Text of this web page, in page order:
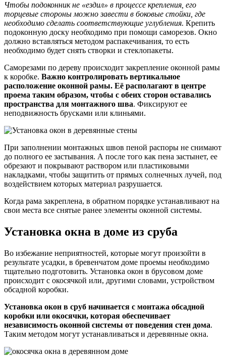
Чтобы подоконник не «ездил» в процессе крепления, его
торцевые стороны можно завести в боковые стойки, где
необходимо сделать соответствующие углубления. Крепить
подоконную доску необходимо при помощи саморезов. Окно
должно вставляться методом распакечивания, то есть
необходимо будет снять створки и стеклопакеты.
Саморезами по дереву происходит закрепление оконной рамы
к коробке. Важно контролировать вертикальное
расположение оконной рамы. Её располагают в центре
проема таким образом, чтобы с обеих сторон оставались
пространства для монтажного шва. Фиксируют ее
неподвижность брусками или клиньями.
При заполнении монтажных швов пеной распоры не снимают
до полного ее застывания. А после того как пена застынет, ее
обрезают и покрывают раствором или пластиковыми
накладками, чтобы защитить от прямых солнечных лучей, под
воздействием которых материал разрушается.
Когда рама закреплена, в обратном порядке устанавливают на
свои места все снятые ранее элементы оконной системы.
Установка окна в доме из сруба
Во избежание неприятностей, которые могут произойти в
результате усадки, в бревенчатом доме проемы необходимо
тщательно подготовить. Установка окон в брусовом доме
происходит с окосячкой или, другими словами, устройством
обсадной коробки.
Установка окон в сруб начинается с монтажа обсадной
коробки или окосячки, которая обеспечивает
независимость оконной системы от поведения стен дома.
Таким методом могут устанавливаться и деревянные окна.